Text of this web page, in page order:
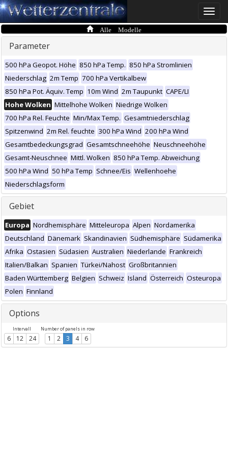
Toggle
Alle Modelle
Parameter
500 hPa Geopot. Höhe 850 hPa Temp. 850 hPa Stromlinien
Niederschlag 2m Temp 700 hPa Vertikalbew
850 hPa Pot. Äquiv. Temp 10m Wind 2m Taupunkt CAPE/LI
Hohe Wolken Mittelhohe Wolken Niedrige Wolken
700 hPa Rel. Feuchte Min/Max Temp. Gesamtniederschlag
Spitzenwind 2m Rel. feuchte 300 hPa Wind 200 hPa Wind
Gesamtbedeckungsgrad Gesamtschneehöhe Neuschneehöhe
Gesamt-Neuschnee Mittl. Wolken 850 hPa Temp. Abweichung
500 hPa Wind 50 hPa Temp Schnee/Eis Wellenhoehe
Niederschlagsform
Gebiet
Europa Nordhemisphäre Mitteleuropa Alpen Nordamerika
Deutschland Dänemark Skandinavien Südhemisphäre Südamerika
Afrika Ostasien Südasien Australien Niederlande Frankreich
Italien/Balkan Spanien Türkei/Nahost Großbritannien
Baden Württemberg Belgien Schweiz Island Österreich Osteuropa
Polen Finnland
Options
Intervall
6 12 24
Number of panels in row
1 2 3 4 6